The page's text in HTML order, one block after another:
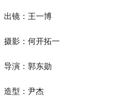
出镜：王一博
摄影：何开拓一
导演：郭东勋
造型：尹杰